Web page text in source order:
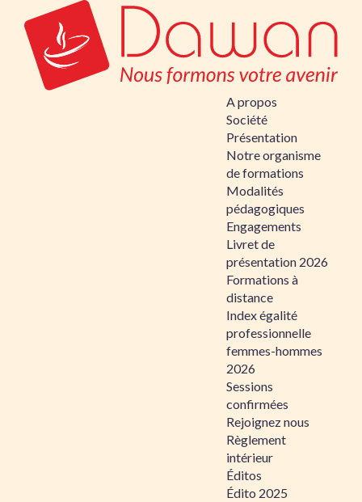
A propos
Société
Présentation
Notre organisme
de formations
Modalités
pédagogiques
Engagements
Livret de
présentation 2026
Formations à
distance
Index égalité
professionnelle
femmes-hommes
2026
Sessions
confirmées
Rejoignez nous
Règlement
intérieur
Éditos
Édito 2025